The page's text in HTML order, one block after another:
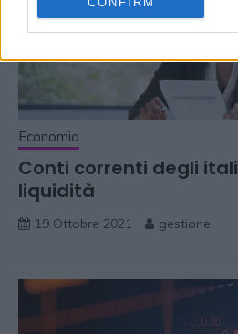
Economia
Conti correnti degli
liquidità
19 Ottobre 2021 gestione